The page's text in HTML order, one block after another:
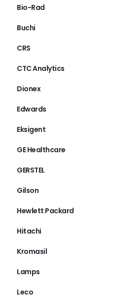
Bio-Rad
Buchi
CRS
CTC Analytics
Dionex
Edwards
Eksigent
GE Healthcare
GERSTEL
Gilson
Hewlett Packard
Hitachi
Kromasil
Lamps
Leco